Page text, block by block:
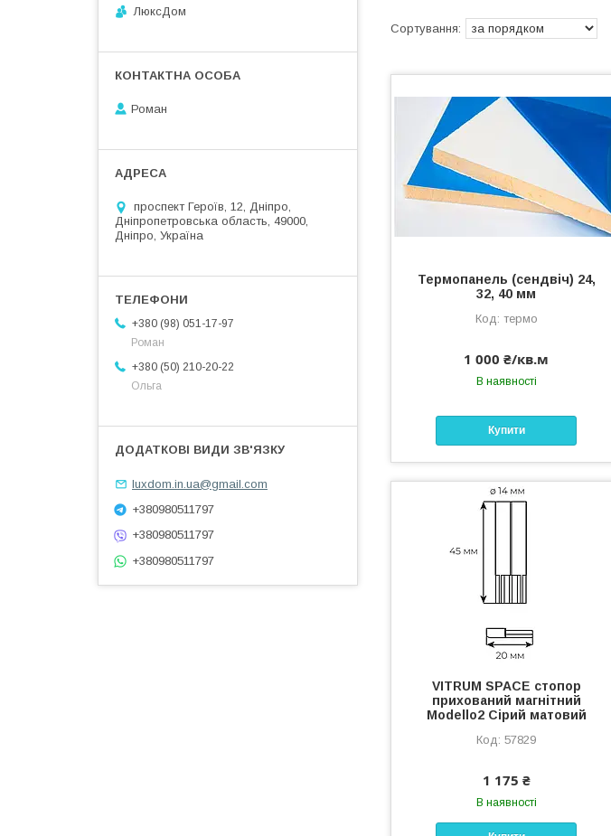
Термопанель (сендвіч) 24,
32, 40 мм
термо
1 000 ₴/кв.м
В наявності
Купити
VITRUM SPACE стопор
прихований магнітний
Modello2 Сірий матовий
57829
1 175 ₴
В наявності
ЛюксДом
Роман
проспект Героїв, 12, Дніпро,
Дніпропетровська область, 49000,
Дніпро, Україна
+380 (98) 051-17-97
Роман
+380 (50) 210-20-22
Ольга
luxdom.in.ua@gmail.com
+380980511797
+380980511797
+380980511797